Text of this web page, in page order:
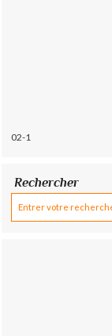
02-1
Rechercher